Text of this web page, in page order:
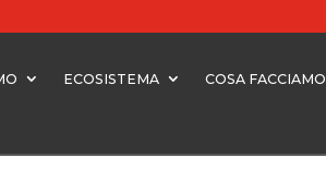
ECOSISTEMA COSA FACCIAMO